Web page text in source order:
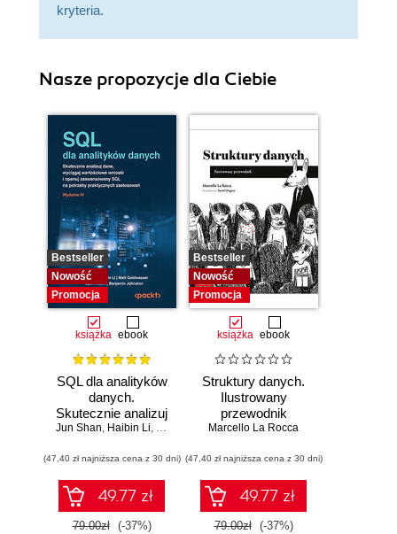
kryteria.
Nasze propozycje dla Ciebie
Bestseller
Nowość
Promocja
książka ebook
SQL dla analityków
danych.
Skutecznie analizuj
dane, wyciągaj
wnioski i opanuj
zaawansowany
SQL na potrzeby
praktycznych
zastosowań.
Jun Shan, Haibin Li, Matt Goldwasser, Upom Malik
(47,40 zł najniższa cena z 30 dni)
49.77 zł
79.00zł (-37%)
Bestseller
Nowość
Promocja
książka ebook
Struktury danych.
Ilustrowany
przewodnik
Marcello La Rocca
(47,40 zł najniższa cena z 30 dni)
49.77 zł
79.00zł (-37%)